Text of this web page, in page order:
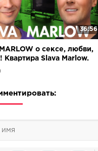
36:56
о сексе, любви,
Квартира Slava Marlow.